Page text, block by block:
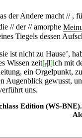
der Andere macht // ,
// der // amorphe
Tiegels dessen
ist nicht zu Hause’,
Wissen zeit[,|l]ich mit
ein Orgelpunkt,
Augenblick gewusst,
uns.
Edition (WS-